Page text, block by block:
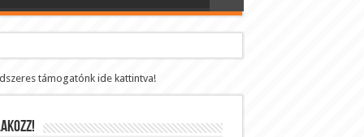
támogatónk ide kattintva!